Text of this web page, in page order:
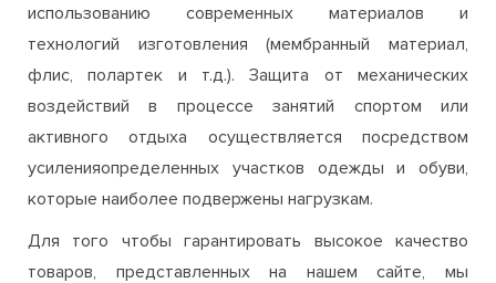
использованию современных материалов и
технологий изготовления (мембранный материал,
флис, полартек и т.д.). Защита от механических
воздействий в процессе занятий спортом или
активного отдыха осуществляется посредством
усиленияопределенных участков одежды и обуви,
которые наиболее подвержены нагрузкам.
Для того чтобы гарантировать высокое качество
товаров, представленных на нашем сайте, мы